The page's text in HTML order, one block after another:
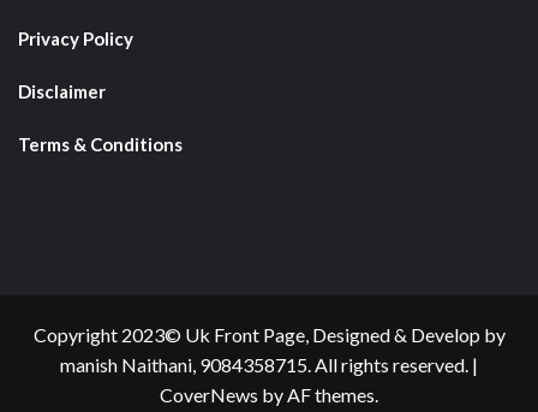
Privacy Policy
Disclaimer
Terms & Conditions
Copyright 2023© Uk Front Page, Designed & Develop by
manish Naithani, 9084358715. All rights reserved. |
CoverNews by AF themes.